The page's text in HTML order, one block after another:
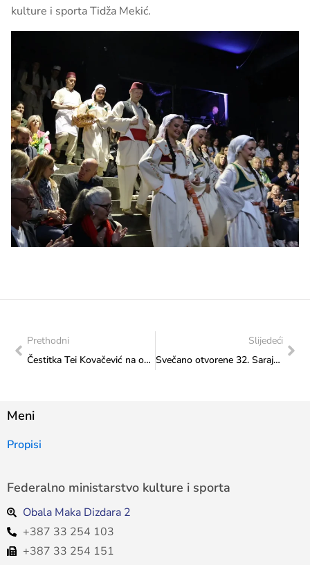
kulture i sporta Tidža Mekić.
Prethodni
Čestitka Tei Kovačević na osvajanju naslova u parovima na prestižnom turniru u Rimu
Slijedeći
Svečano otvorene 32. Sarajevske večeri muzike
Meni
Propisi
Federalno ministarstvo kulture i sporta
Obala Maka Dizdara 2
+387 33 254 103
+387 33 254 151